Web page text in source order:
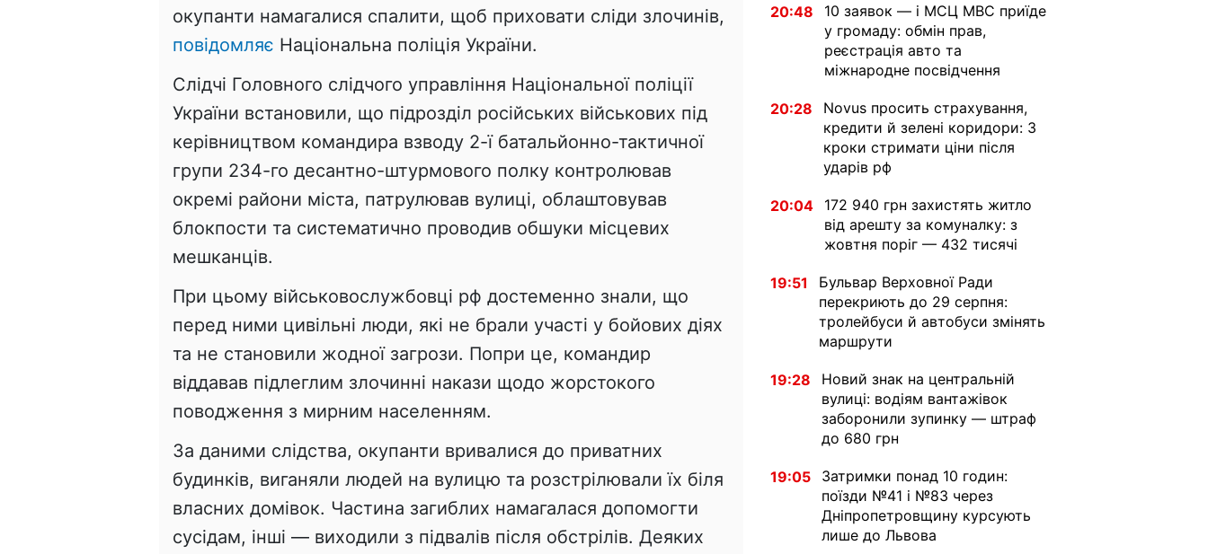
окупанти намагалися спалити, щоб приховати сліди злочинів,
повідомляє Національна поліція України.
Слідчі Головного слідчого управління Національної поліції
України встановили, що підрозділ російських військових під
керівництвом командира взводу 2-ї батальйонно-тактичної
групи 234-го десантно-штурмового полку контролював
окремі райони міста, патрулював вулиці, облаштовував
блокпости та систематично проводив обшуки місцевих
мешканців.
При цьому військовослужбовці рф достеменно знали, що
перед ними цивільні люди, які не брали участі у бойових діях
та не становили жодної загрози. Попри це, командир
віддавав підлеглим злочинні накази щодо жорстокого
поводження з мирним населенням.
За даними слідства, окупанти вривалися до приватних
будинків, виганяли людей на вулицю та розстрілювали їх біля
власних домівок. Частина загиблих намагалася допомогти
сусідам, інші — виходили з підвалів після обстрілів. Деяких
20:48
10 заявок — і МСЦ МВС приїде
у громаду: обмін прав,
реєстрація авто та
міжнародне посвідчення
20:28
Novus просить страхування,
кредити й зелені коридори: 3
кроки стримати ціни після
ударів рф
20:04
172 940 грн захистять житло
від арешту за комуналку: з
жовтня поріг — 432 тисячі
19:51
Бульвар Верховної Ради
перекриють до 29 серпня:
тролейбуси й автобуси змінять
маршрути
19:28
Новий знак на центральній
вулиці: водіям вантажівок
заборонили зупинку — штраф
до 680 грн
19:05
Затримки понад 10 годин:
поїзди №41 і №83 через
Дніпропетровщину курсують
лише до Львова